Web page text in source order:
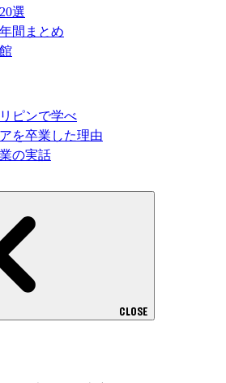
選
間まとめ
ピンで学べ
を卒業した理由
の実話
CLOSE